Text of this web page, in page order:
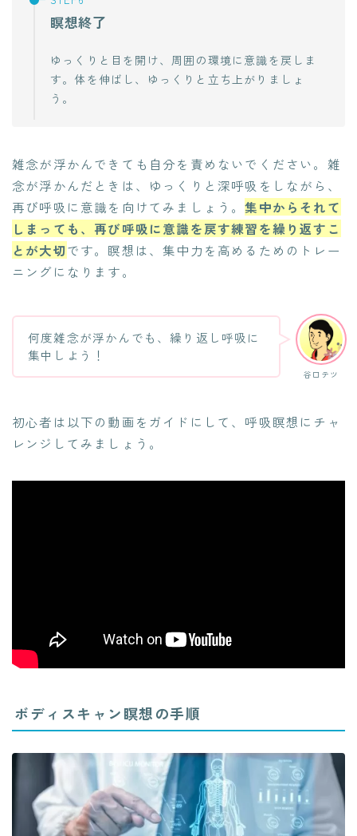
瞑想終了
ゆっくりと目を開け、周囲の環境に意識を戻しま
す。体を伸ばし、ゆっくりと立ち上がりましょ
う。
雑念が浮かんできても自分を責めないでください。雑
念が浮かんだときは、ゆっくりと深呼吸をしながら、
再び呼吸に意識を向けてみましょう。集中からそれて
しまっても、再び呼吸に意識を戻す練習を繰り返すこ
とが大切です。瞑想は、集中力を高めるためのトレー
ニングになります。
谷口テツ
何度雑念が浮かんでも、繰り返し呼吸に
集中しよう！
初心者は以下の動画をガイドにして、呼吸瞑想にチャ
レンジしてみましょう。
ボディスキャン瞑想の手順